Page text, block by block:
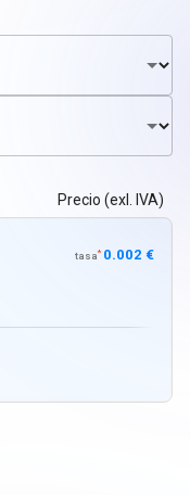
Precio (exl. IVA)
tasa* 0.002 €